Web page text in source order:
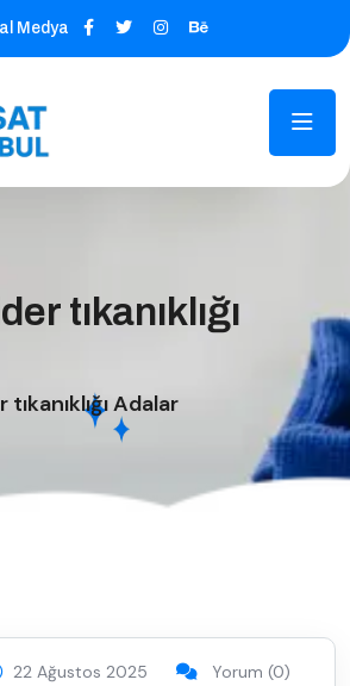
Medya
tıkanıklığı
tıkanıklığı Adalar
22 Ağustos 2025 Yorum (0)